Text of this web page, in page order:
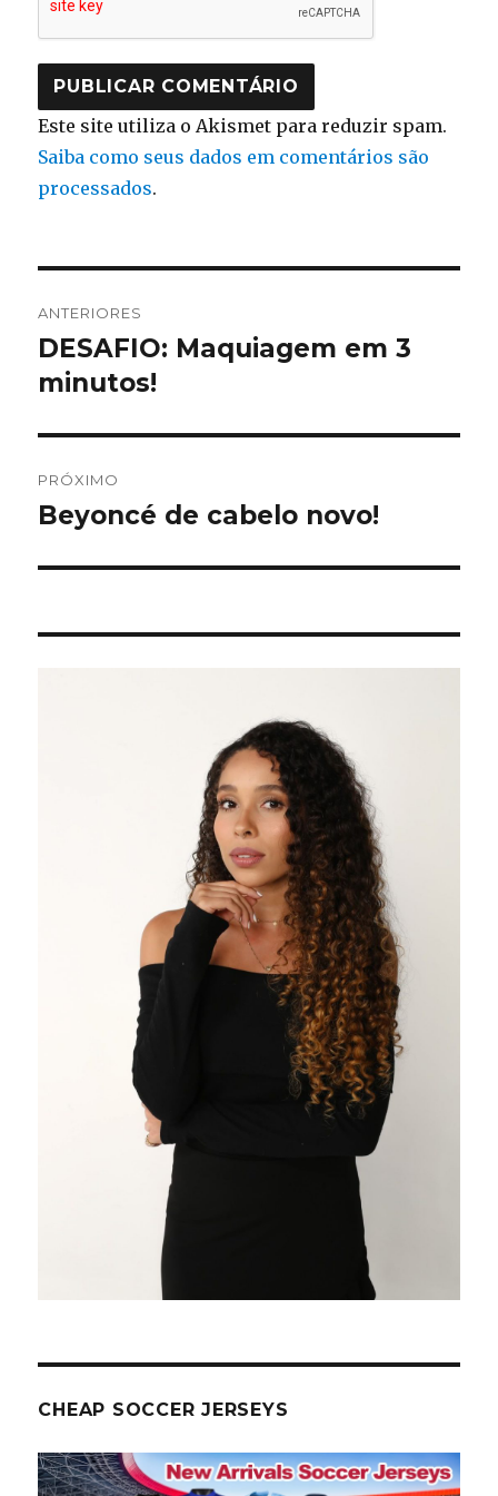
Este site utiliza o Akismet para reduzir spam.
Saiba como seus dados em comentários são
processados.
de
Post
ANTERIORES
Post
anterior:
DESAFIO: Maquiagem em 3
minutos!
PRÓXIMO
Próximo
Beyoncé de cabelo novo!
CHEAP SOCCER JERSEYS